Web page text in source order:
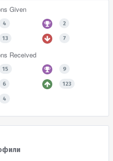
Given
4 2
13 7
Received
15 9
6 123
4